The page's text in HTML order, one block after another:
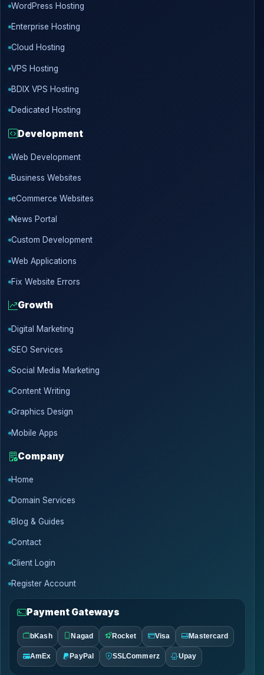
WordPress Hosting
Enterprise Hosting
Cloud Hosting
VPS Hosting
BDIX VPS Hosting
Dedicated Hosting
Development
Web Development
Business Websites
eCommerce Websites
News Portal
Custom Development
Web Applications
Fix Website Errors
Growth
Digital Marketing
SEO Services
Social Media Marketing
Content Writing
Graphics Design
Mobile Apps
Company
Home
Domain Services
Blog & Guides
Contact
Client Login
Register Account
Payment Gateways
bKash Nagad Rocket Visa Mastercard
AmEx PayPal SSLCommerz Upay